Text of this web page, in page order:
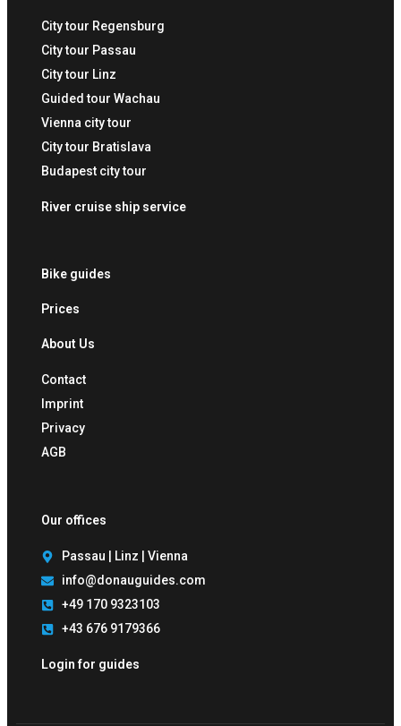
City tour Regensburg
City tour Passau
City tour Linz
Guided tour Wachau
Vienna city tour
City tour Bratislava
Budapest city tour
River cruise ship service
Bike guides
Prices
About Us
Contact
Imprint
Privacy
AGB
Our offices
Passau | Linz | Vienna
info@donauguides.com
+49 170 9323103
+43 676 9179366
Login for guides